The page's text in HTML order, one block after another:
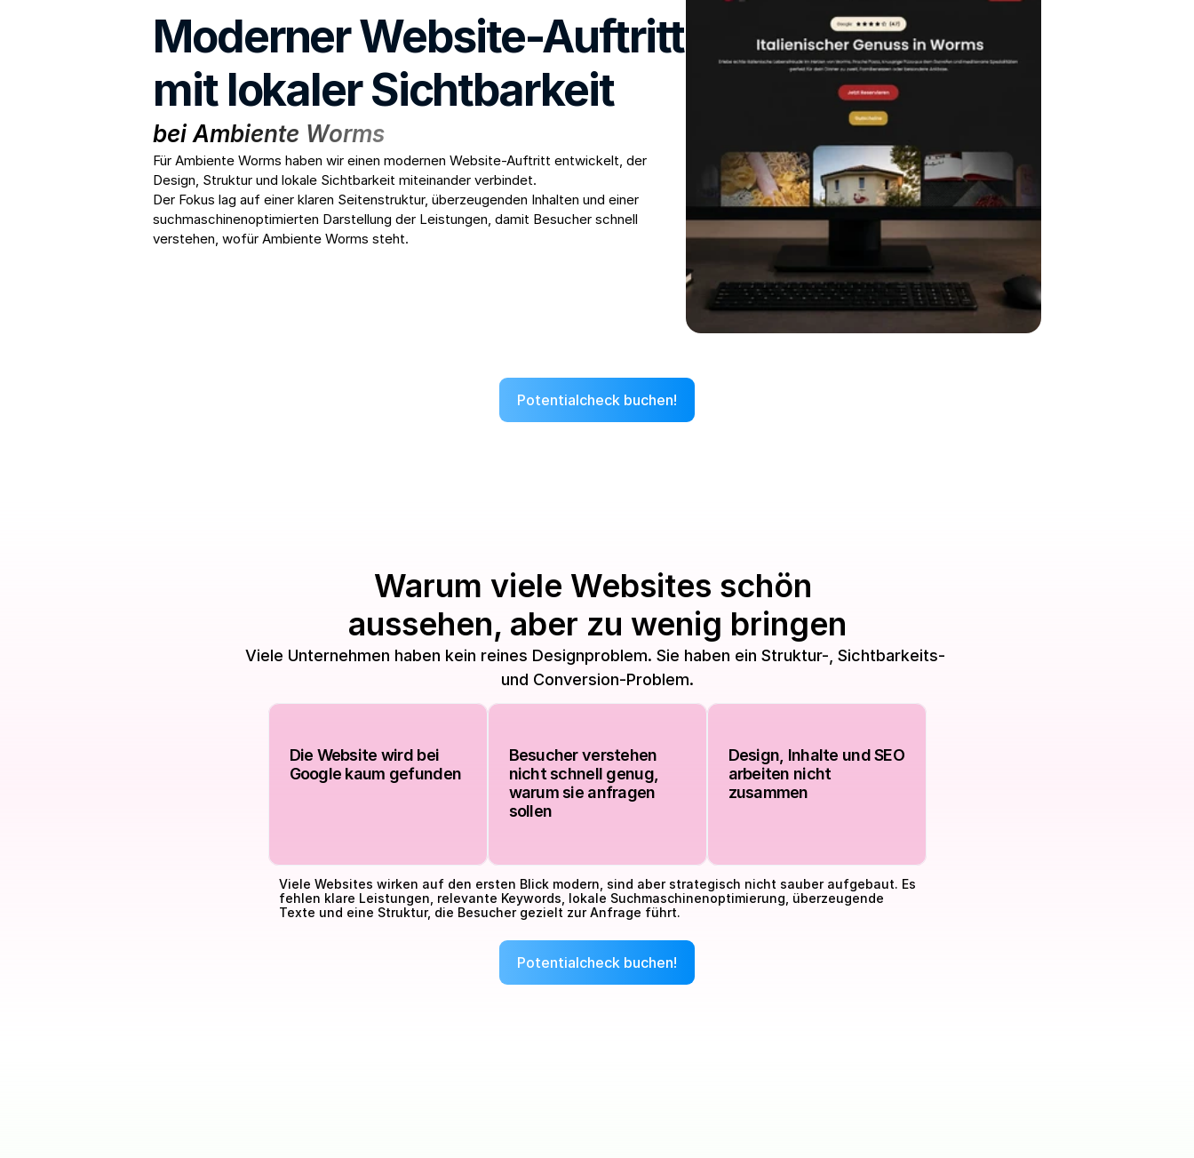
Moderner Website-Auftritt
mit lokaler Sichtbarkeit
bei Ambiente Worms
Für Ambiente Worms haben wir einen modernen Website-Auftritt entwickelt, der
Design, Struktur und lokale Sichtbarkeit miteinander verbindet.
Der Fokus lag auf einer klaren Seitenstruktur, überzeugenden Inhalten und einer
suchmaschinenoptimierten Darstellung der Leistungen, damit Besucher schnell
verstehen, wofür Ambiente Worms steht.
Potentialcheck buchen!
Potentialcheck buchen!
Warum viele Websites schön
aussehen, aber zu wenig bringen
Viele Unternehmen haben kein reines Designproblem. Sie haben ein Struktur-, Sichtbarkeits-
und Conversion-Problem.
Die Website wird bei
Google kaum gefunden
Besucher verstehen
nicht schnell genug,
warum sie anfragen
sollen
Design, Inhalte und SEO
arbeiten nicht
zusammen
Viele Websites wirken auf den ersten Blick modern, sind aber strategisch nicht sauber aufgebaut. Es
fehlen klare Leistungen, relevante Keywords, lokale Suchmaschinenoptimierung, überzeugende
Texte und eine Struktur, die Besucher gezielt zur Anfrage führt.
Potentialcheck buchen!
Potentialcheck buchen!